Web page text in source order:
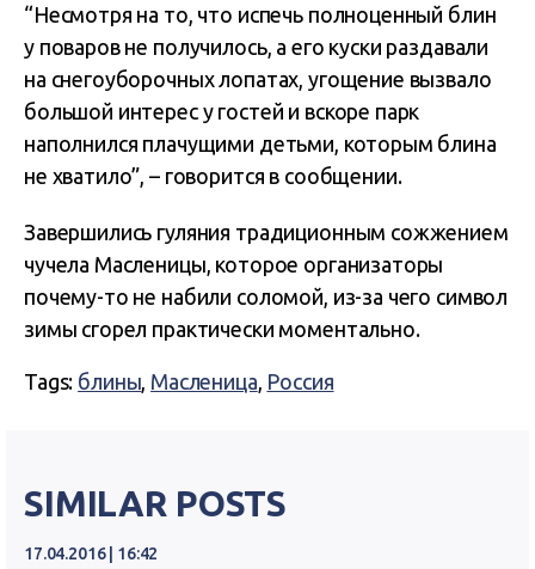
“Несмотря на то, что испечь полноценный блин
у поваров не получилось, а его куски раздавали
на снегоуборочных лопатах, угощение вызвало
большой интерес у гостей и вскоре парк
наполнился плачущими детьми, которым блина
не хватило”, – говорится в сообщении.
Завершились гуляния традиционным сожжением
чучела Масленицы, которое организаторы
почему-то не набили соломой, из-за чего символ
зимы сгорел практически моментально.
Tags: блины Масленица Россия
SIMILAR POSTS
17.04.2016 | 16:42